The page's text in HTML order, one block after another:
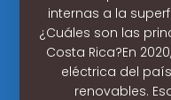
internas a la
¿Cuáles son las
Costa Rica?En
eléctrica del
renovables.